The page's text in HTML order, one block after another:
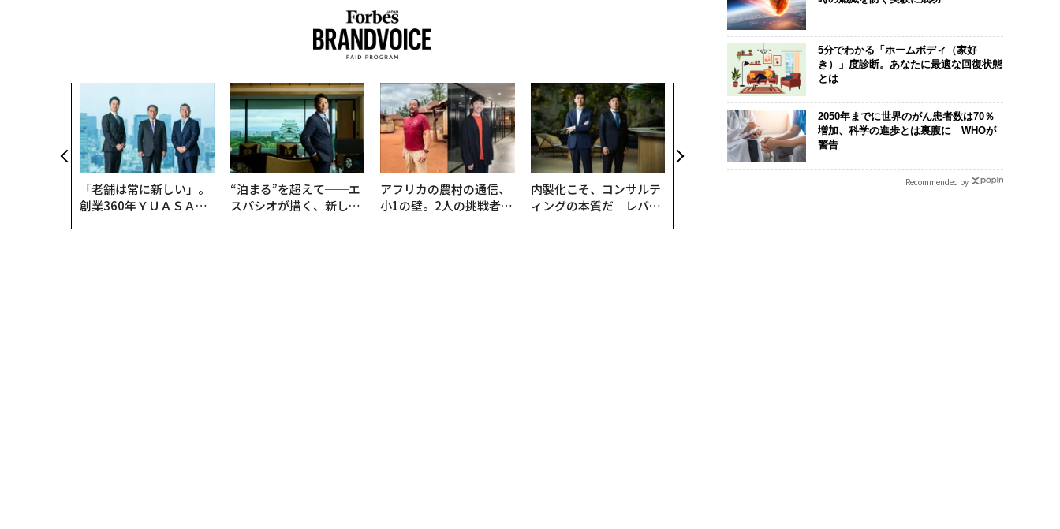
「老舗は常に新しい」。
創業360年ＹＵＡＳＡと
“泊まる”を超えて──エ
スパシオが描く、新しい
アフリカの農村の通信、
小1の壁。2人の挑戦者が
内製化こそ、コンサルテ
ィングの本質だ レバレ
〜決断する人のAI〜AI時
代の金融パラダイムシフ
ト、「超個別化」の核心
【MUFG×ウェルスナビ
×PwC】
〈7.25(土)開催〉5年後
のキャリアに「戦略」は
あるか。トップエグゼク
ティブのキャリアに触れ
る1日│CAREER SUMMI
パシフィック
ンツ技師長の
災害への無力
年の答え
5分でわかる「ホームボディ（家好
き）」度診断。あなたに最適な回復状態
とは
2050年までに世界のがん患者数は70％
増加、科学の進歩とは裏腹に WHOが
警告
Recommended by